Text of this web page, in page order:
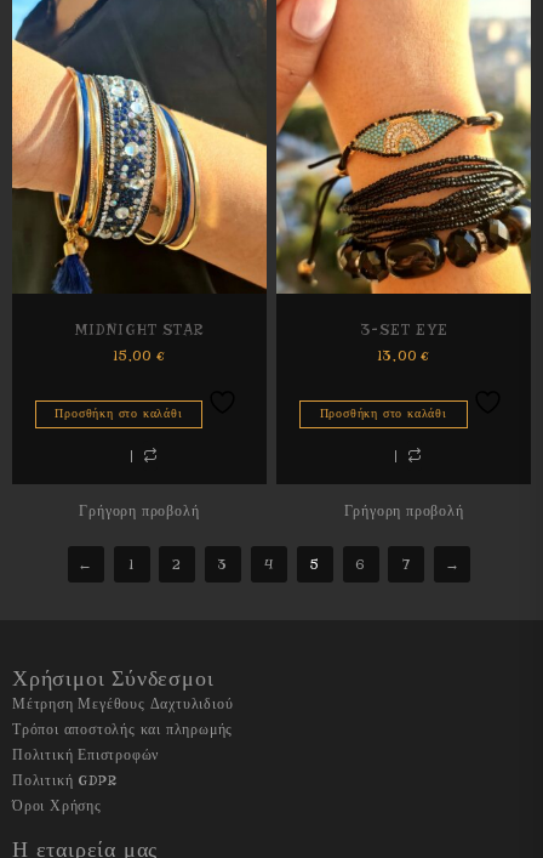
MIDNIGHT STAR
15,00 €
Προσθήκη στο καλάθι
Γρήγορη προβολή
3-SET EYE
13,00€
Προσθήκη στο καλάθι
Γρήγορη προβολή
← 1 2 3 4 5 6 7 →
Χρήσιμοι Σύνδεσμοι
Μέτρηση Μεγέθους Δαχτυλιδιού
Τρόποι αποστολής και πληρωμής
Πολιτική Επιστροφών
Πολιτική GDPR
Όροι Χρήσης
Η εταιρεία μας